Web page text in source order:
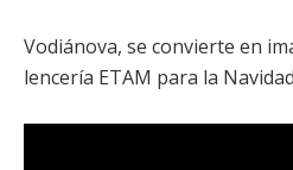
Vodiánova, se convierte en
lencería ETAM para la